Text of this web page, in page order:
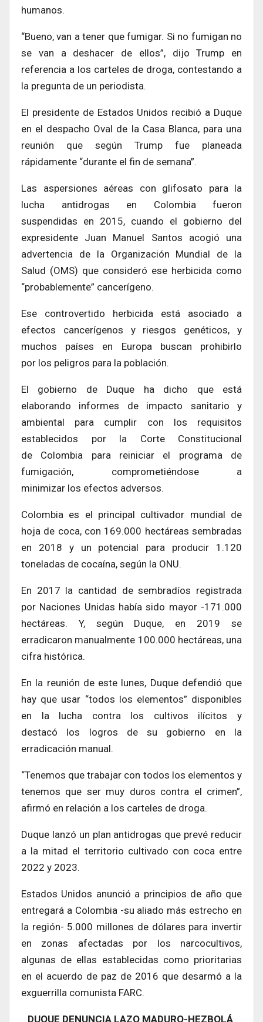
humanos.
“Bueno, van a tener que fumigar. Si no fumigan no
se van a deshacer de ellos”, dijo Trump en
referencia a los carteles de droga, contestando a
la pregunta de un periodista.
El presidente de Estados Unidos recibió a Duque
en el despacho Oval de la Casa Blanca, para una
reunión que según Trump fue planeada
rápidamente “durante el fin de semana”.
Las aspersiones aéreas con glifosato para la
lucha antidrogas en Colombia fueron
suspendidas en 2015, cuando el gobierno del
expresidente Juan Manuel Santos acogió una
advertencia de la Organización Mundial de la
Salud (OMS) que consideró ese herbicida como
“probablemente” cancerígeno.
Ese controvertido herbicida está asociado a
efectos cancerígenos y riesgos genéticos, y
muchos países en Europa buscan prohibirlo
por los peligros para la población.
El gobierno de Duque ha dicho que está
elaborando informes de impacto sanitario y
ambiental para cumplir con los requisitos
establecidos por la Corte Constitucional
de Colombia para reiniciar el programa de
fumigación, comprometiéndose a
minimizar los efectos adversos.
Colombia es el principal cultivador mundial de
hoja de coca, con 169.000 hectáreas sembradas
en 2018 y un potencial para producir 1.120
toneladas de cocaína, según la ONU.
En 2017 la cantidad de sembradíos registrada
por Naciones Unidas había sido mayor -171.000
hectáreas. Y, según Duque, en 2019 se
erradicaron manualmente 100.000 hectáreas, una
cifra histórica.
En la reunión de este lunes, Duque defendió que
hay que usar “todos los elementos” disponibles
en la lucha contra los cultivos ilícitos y
destacó los logros de su gobierno en la
erradicación manual.
“Tenemos que trabajar con todos los elementos y
tenemos que ser muy duros contra el crimen”,
afirmó en relación a los carteles de droga.
Duque lanzó un plan antidrogas que prevé reducir
a la mitad el territorio cultivado con coca entre
2022 y 2023.
Estados Unidos anunció a principios de año que
entregará a Colombia -su aliado más estrecho en
la región- 5.000 millones de dólares para invertir
en zonas afectadas por los narcocultivos,
algunas de ellas establecidas como prioritarias
en el acuerdo de paz de 2016 que desarmó a la
exguerrilla comunista FARC.
DUQUE DENUNCIA LAZO MADURO-HEZBOLÁ